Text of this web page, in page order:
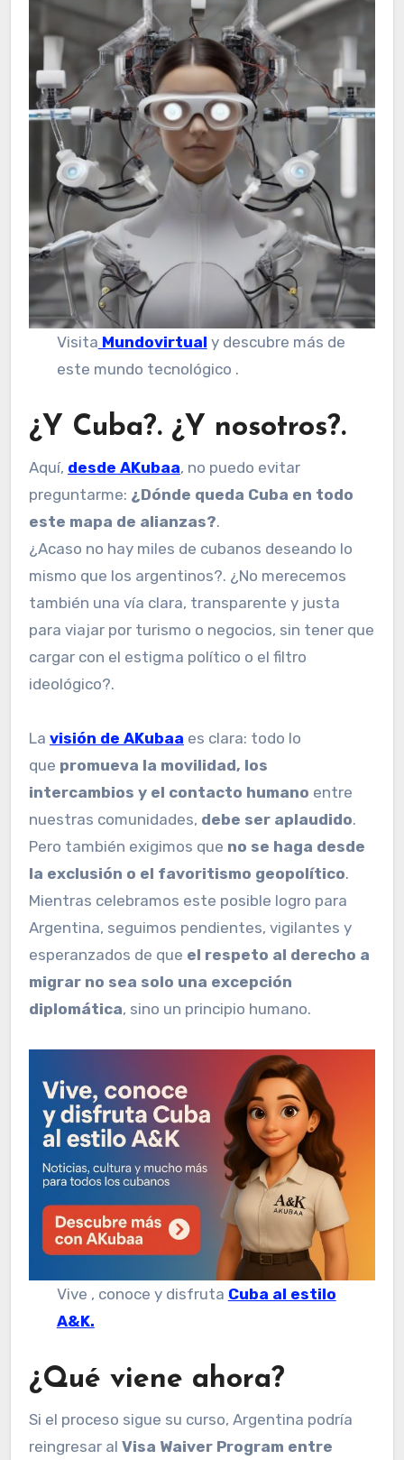
Visita Mundovirtual y descubre más de
este mundo tecnológico .
¿Y Cuba?. ¿Y nosotros?.
Aquí, desde AKubaa, no puedo evitar
preguntarme: ¿Dónde queda Cuba en todo
este mapa de alianzas?.
¿Acaso no hay miles de cubanos deseando lo
mismo que los argentinos?. ¿No merecemos
también una vía clara, transparente y justa
para viajar por turismo o negocios, sin tener que
cargar con el estigma político o el filtro
ideológico?.
La visión de AKubaa es clara: todo lo
que promueva la movilidad, los
intercambios y el contacto humano entre
nuestras comunidades, debe ser aplaudido.
Pero también exigimos que no se haga desde
la exclusión o el favoritismo geopolítico.
Mientras celebramos este posible logro para
Argentina, seguimos pendientes, vigilantes y
esperanzados de que el respeto al derecho a
migrar no sea solo una excepción
diplomática, sino un principio humano.
Vive , conoce y disfruta Cuba al estilo
A&K.
¿Qué viene ahora?
Si el proceso sigue su curso, Argentina podría
reingresar al Visa Waiver Program entre